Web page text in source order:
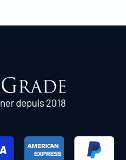
depuis 2018